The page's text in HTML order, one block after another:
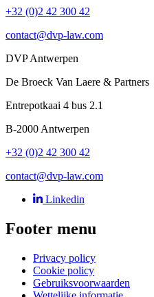
+32 (0)2 42 300 42
contact@dvp-law.com
DVP Antwerpen
De Broeck Van Laere & Partners
Entrepotkaai 4 bus 2.1
B-2000Antwerpen
+32 (0)2 42 300 42
contact@dvp-law.com
Linkedin
Footer menu
Privacy policy
Cookie policy
Gebruiksvoorwaarden